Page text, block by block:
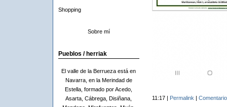
Shopping
Sobre mí
Pueblos / herriak
El valle de la Berrueza está en
Navarra, en la Merindad de
Estella, formado por Acedo,
Asarta, Cábrega, Disiñana,
11:17 | Permalink |